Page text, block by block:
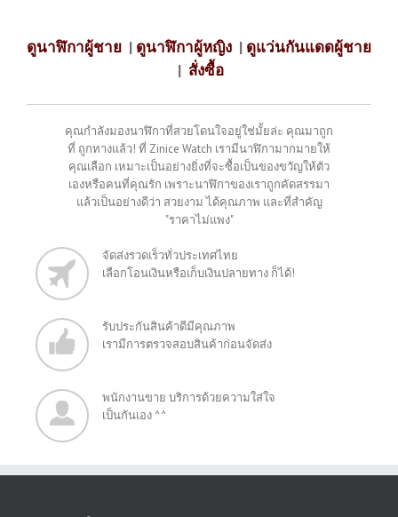
ดูนาฬิกาผู้ชาย | ดูนาฬิกาผู้หญิง | ดูแว่นกันแดดผู้ชาย
| สั่งซื้อ
คุณกำลังมองนาฬิกาที่สวยโดนใจอยู่ใช่มั้ยล่ะ คุณมาถูก
ที่ ถูกทางแล้ว! ที่ Zinice Watch เรามีนาฬิกามากมายให้
คุณเลือก เหมาะเป็นอย่างยิ่งที่จะซื้อเป็นของขวัญให้ตัว
เองหรือคนที่คุณรัก เพราะนาฬิกาของเราถูกคัดสรรมา
แล้วเป็นอย่างดีว่า สวยงาม ได้คุณภาพ และที่สำคัญ
"ราคาไม่แพง"
จัดส่งรวดเร็วทั่วประเทศไทย
เลือกโอนเงินหรือเก็บเงินปลายทาง ก็ได้!
รับประกันสินค้าดีมีคุณภาพ
เรามีการตรวจสอบสินค้าก่อนจัดส่ง
พนักงานขาย บริการด้วยความใส่ใจ
เป็นกันเอง ^^